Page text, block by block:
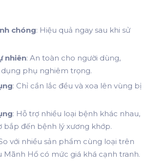
chóng: Hiệu quả ngay sau khi sử
nhiên: An toàn cho người dùng,
phụ nghiêm trọng.
: Chỉ cần lắc đều và xoa lên vùng bị
: Hỗ trợ nhiều loại bệnh khác nhau,
bắp đến bệnh lý xương khớp.
với nhiều sản phẩm cùng loại trên
Mãnh Hổ có mức giá khá cạnh tranh.